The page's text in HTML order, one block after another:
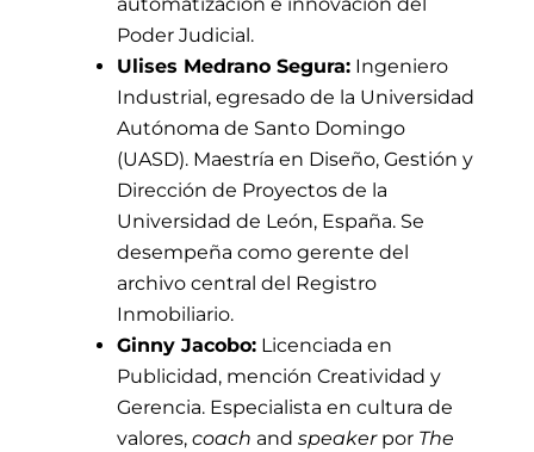
automatización e innovación del
Poder Judicial.
Ulises Medrano Segura: Ingeniero
Industrial, egresado de la Universidad
Autónoma de Santo Domingo
(UASD). Maestría en Diseño, Gestión y
Dirección de Proyectos de la
Universidad de León, España. Se
desempeña como gerente del
archivo central del Registro
Inmobiliario.
Ginny Jacobo: Licenciada en
Publicidad, mención Creatividad y
Gerencia. Especialista en cultura de
valores, coach and speakerpor The